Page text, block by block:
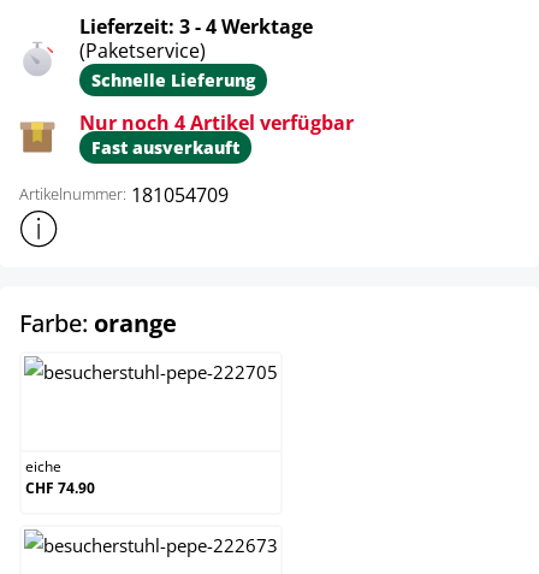
Lieferzeit: 3 - 4 Werktage
(Paketservice)
Schnelle Lieferung
Nur noch 4 Artikel verfügbar
Fast ausverkauft
Artikelnummer: 181054709
Weitere Produktinformationen anzeigen
Farbe: orange
eiche
CHF 74.90